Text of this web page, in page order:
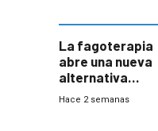
La fagoterapia
abre una nueva
alternativa
contra bacterias
Hace 2 semanas